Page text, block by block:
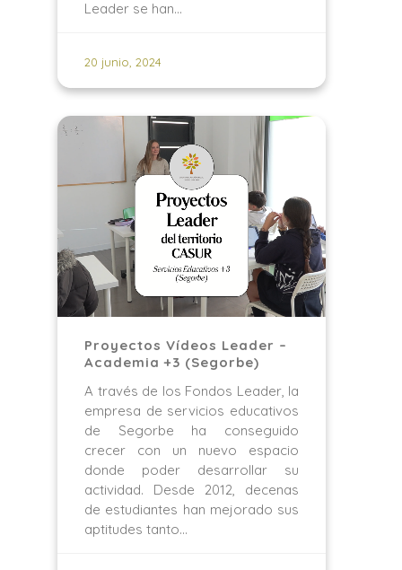
Leader se han…
20 junio, 2024
Proyectos Vídeos Leader –
Academia +3 (Segorbe)
A través de los Fondos Leader, la
empresa de servicios educativos
de Segorbe ha conseguido
crecer con un nuevo espacio
donde poder desarrollar su
actividad. Desde 2012, decenas
de estudiantes han mejorado sus
aptitudes tanto…